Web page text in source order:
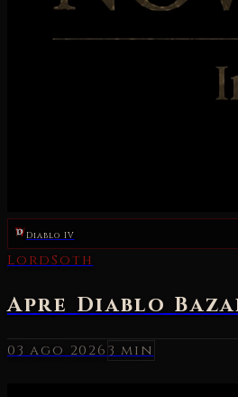
Diablo IV
03 ago 20263 min